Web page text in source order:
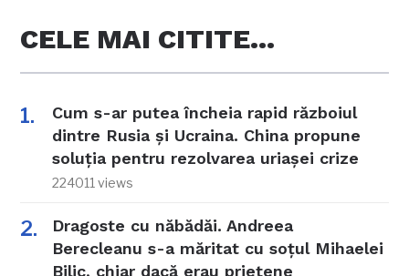
CELE MAI CITITE…
Cum s-ar putea încheia rapid războiul
dintre Rusia și Ucraina. China propune
soluția pentru rezolvarea uriașei crize
224011 views
Dragoste cu năbădăi. Andreea
Berecleanu s-a măritat cu soțul Mihaelei
Bilic, chiar dacă erau prietene